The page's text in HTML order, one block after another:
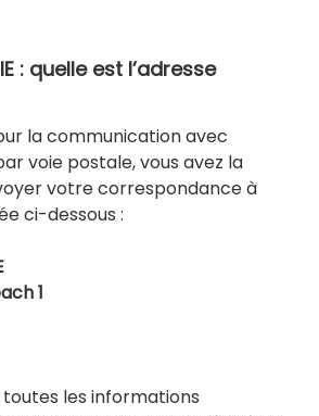
: quelle est l’adresse
la communication avec
voie postale, vous avez la
votre correspondance à
ci-dessous :
1
les informations